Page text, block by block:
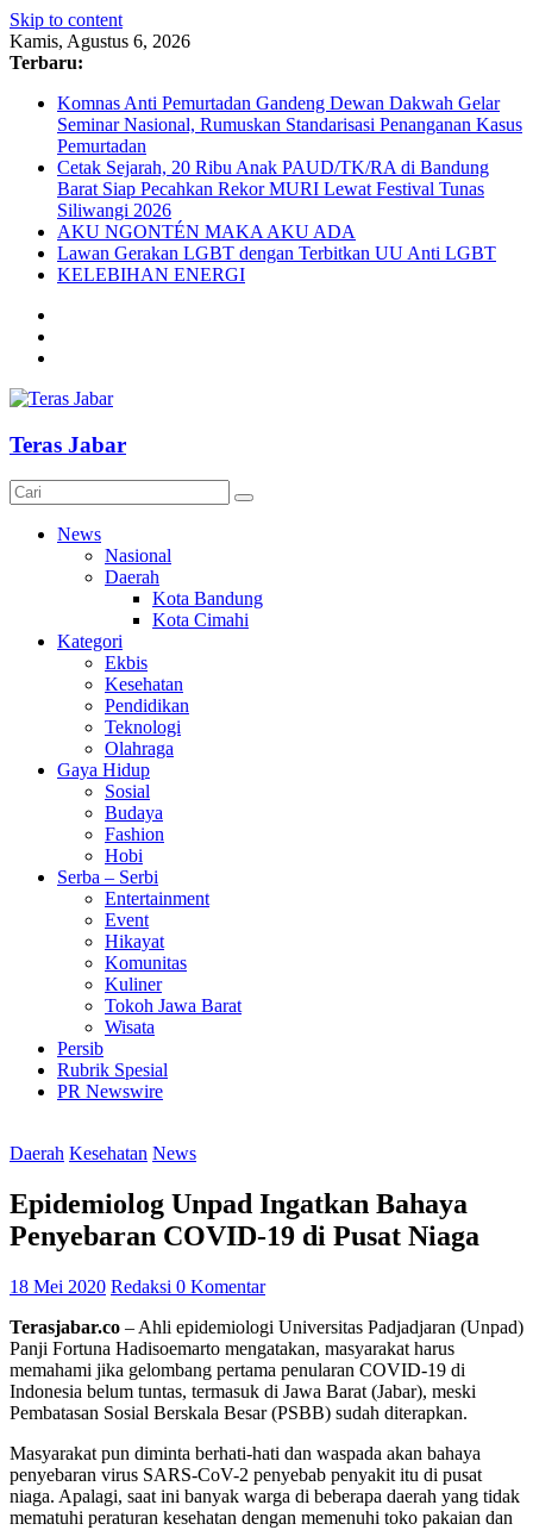
Skip to content
Kamis, Agustus 6, 2026
Terbaru:
Komnas Anti Pemurtadan Gandeng Dewan Dakwah Gelar
Seminar Nasional, Rumuskan Standarisasi Penanganan Kasus
Pemurtadan
Cetak Sejarah, 20 Ribu Anak PAUD/TK/RA di Bandung
Barat Siap Pecahkan Rekor MURI Lewat Festival Tunas
Siliwangi 2026
AKU NGONTÉN MAKA AKU ADA
Lawan Gerakan LGBT dengan Terbitkan UU Anti LGBT
KELEBIHAN ENERGI
Teras Jabar
News
Nasional
Daerah
Kota Bandung
Kota Cimahi
Kategori
Ekbis
Kesehatan
Pendidikan
Teknologi
Olahraga
Gaya Hidup
Sosial
Budaya
Fashion
Hobi
Serba – Serbi
Entertainment
Event
Hikayat
Komunitas
Kuliner
Tokoh Jawa Barat
Wisata
Persib
Rubrik Spesial
PR Newswire
Daerah Kesehatan News
Epidemiolog Unpad Ingatkan Bahaya
Penyebaran COVID-19 di Pusat Niaga
18 Mei 2020 Redaksi 0 Komentar
Terasjabar.co – Ahli epidemiologi Universitas Padjadjaran (Unpad)
Panji Fortuna Hadisoemarto mengatakan, masyarakat harus
memahami jika gelombang pertama penularan COVID-19 di
Indonesia belum tuntas, termasuk di Jawa Barat (Jabar), meski
Pembatasan Sosial Berskala Besar (PSBB) sudah diterapkan.
Masyarakat pun diminta berhati-hati dan waspada akan bahaya
penyebaran virus SARS-CoV-2 penyebab penyakit itu di pusat
niaga. Apalagi, saat ini banyak warga di beberapa daerah yang tidak
mematuhi peraturan kesehatan dengan memenuhi toko pakaian dan